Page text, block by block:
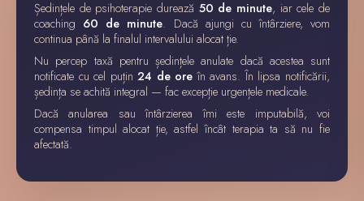
Ședințele de psihoterapie durează 50 de minute, iar cele de
coaching 60 de minute. Dacă ajungi cu întârziere, vom
continua până la finalul intervalului alocat ție.
Nu percep taxă pentru ședințele anulate dacă acestea sunt
notificate cu cel puțin24 de ore în avans. În lipsa notificării,
ședința se achită integral — fac excepție urgențele medicale.
Dacă anularea sau întârzierea îmi este imputabilă, voi
compensa timpul alocat ție, astfel încât terapia ta să nu fie
afectată.